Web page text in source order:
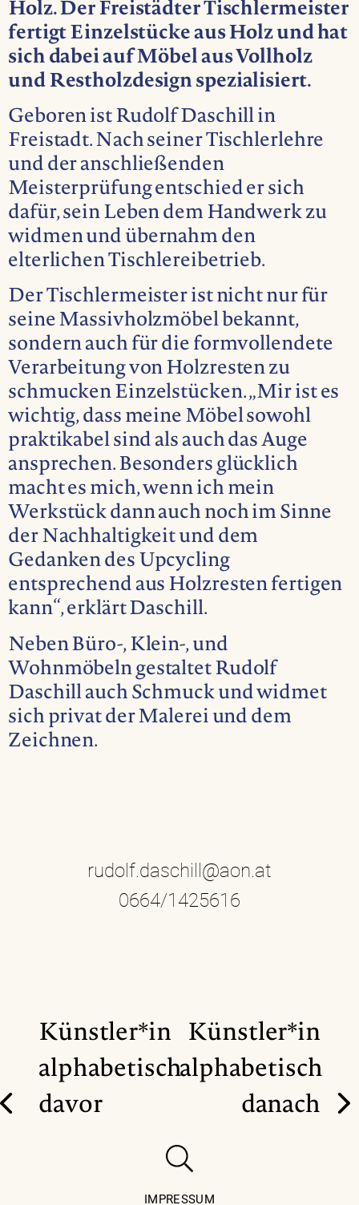
Holz. Der Freistädter Tischlermeister
fertigt Einzelstücke aus Holz und hat
sich dabei auf Möbel aus Vollholz
und Restholzdesign spezialisiert.
Geboren ist Rudolf Daschill in
Freistadt. Nach seiner Tischlerlehre
und der anschließenden
Meisterprüfung entschied er sich
dafür, sein Leben dem Handwerk zu
widmen und übernahm den
elterlichen Tischlereibetrieb.
Der Tischlermeister ist nicht nur für
seine Massivholzmöbel bekannt,
sondern auch für die formvollendete
Verarbeitung von Holzresten zu
schmucken Einzelstücken. „Mir ist es
wichtig, dass meine Möbel sowohl
praktikabel sind als auch das Auge
ansprechen. Besonders glücklich
macht es mich, wenn ich mein
Werkstück dann auch noch im Sinne
der Nachhaltigkeit und dem
Gedanken des Upcycling
entsprechend aus Holzresten fertigen
kann“, erklärt Daschill.
Neben Büro-, Klein-, und
Wohnmöbeln gestaltet Rudolf
Daschill auch Schmuck und widmet
sich privat der Malerei und dem
Zeichnen.
rudolf.daschill@aon.at
0664/1425616
Künstler*in
alphabetisch
davor
Künstler*in
alphabetisch
danach
IMPRESSUM